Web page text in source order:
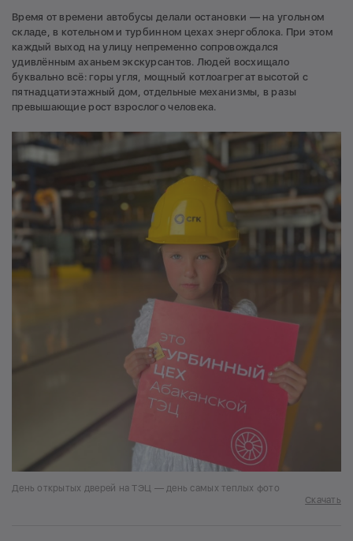
Время от времени автобусы делали остановки — на угольном
складе, в котельном и турбинном цехах энергоблока. При этом
каждый выход на улицу непременно сопровождался
удивлённым аханьем экскурсантов. Людей восхищало
буквально всё: горы угля, мощный котлоагрегат высотой с
пятнадцатиэтажный дом, отдельные механизмы, в разы
превышающие рост взрослого человека.
День открытых дверей на ТЭЦ — день самых теплых фото
Скачать